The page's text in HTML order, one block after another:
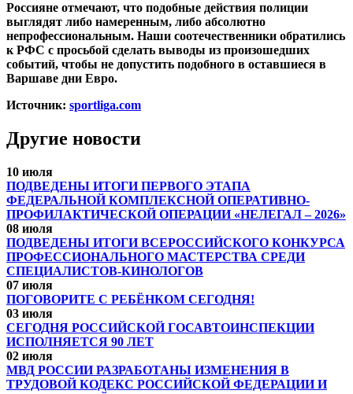
Россияне отмечают, что подобные действия полиции
выглядят либо намеренным, либо абсолютно
непрофессиональным. Наши соотечественники обратились
к РФС с просьбой сделать выводы из произошедших
событий, чтобы не допустить подобного в оставшиеся в
Варшаве дни Евро.
Источник: sportliga.com
Другие новости
10 июля
ПОДВЕДЕНЫ ИТОГИ ПЕРВОГО ЭТАПА
ФЕДЕРАЛЬНОЙ КОМПЛЕКСНОЙ ОПЕРАТИВНО-
ПРОФИЛАКТИЧЕСКОЙ ОПЕРАЦИИ «НЕЛЕГАЛ – 2026»
08 июля
ПОДВЕДЕНЫ ИТОГИ ВСЕРОССИЙСКОГО КОНКУРСА
ПРОФЕССИОНАЛЬНОГО МАСТЕРСТВА СРЕДИ
СПЕЦИАЛИСТОВ-КИНОЛОГОВ
07 июля
ПОГОВОРИТЕ С РЕБЁНКОМ СЕГОДНЯ!
03 июля
СЕГОДНЯ РОССИЙСКОЙ ГОСАВТОИНСПЕКЦИИ
ИСПОЛНЯЕТСЯ 90 ЛЕТ
02 июля
МВД РОССИИ РАЗРАБОТАНЫ ИЗМЕНЕНИЯ В
ТРУДОВОЙ КОДЕКС РОССИЙСКОЙ ФЕДЕРАЦИИ И